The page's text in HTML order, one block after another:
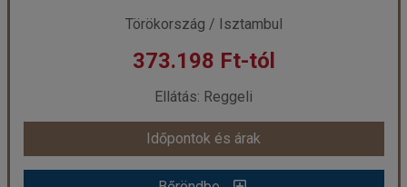
már 321.278 Ft-tól
Időpontok és árak
Bőröndbe
Törökország / Isztambul
373.198 Ft-tól
Ellátás: Reggeli
Időpontok és árak